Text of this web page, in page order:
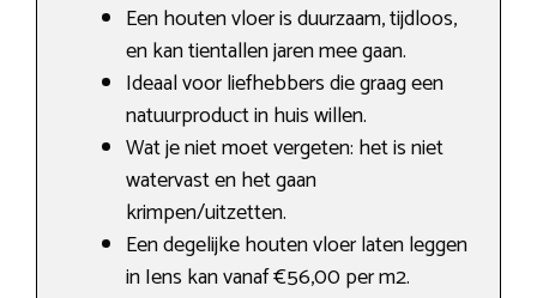
Een houten vloer is duurzaam, tijdloos,
en kan tientallen jaren mee gaan.
Ideaal voor liefhebbers die graag een
natuurproduct in huis willen.
Wat je niet moet vergeten: het is niet
watervast en het gaan
krimpen/uitzetten.
Een degelijke houten vloer laten leggen
in Iens kan vanaf €56,00 per m2.